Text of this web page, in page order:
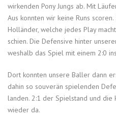
wirkenden Pony Jungs ab. Mit
Aus konnten wir keine Runs
Holländer, welche jedes Play
schien. Die Defensive hinter
weshalb das Spiel mit einem 2:0
Dort konnten unsere Baller dann
dahin so souverän spielenden
landen. 2:1 der Spielstand und
wieder da.